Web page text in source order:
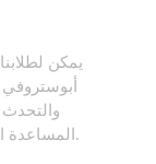
يمكن
المساعدة التي تحتاجونها باللغة الإنجليزية والعربية.